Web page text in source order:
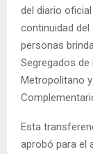
del diario
continuidad
personas
Segregados
Metropolitano
Esta
aprobó para el